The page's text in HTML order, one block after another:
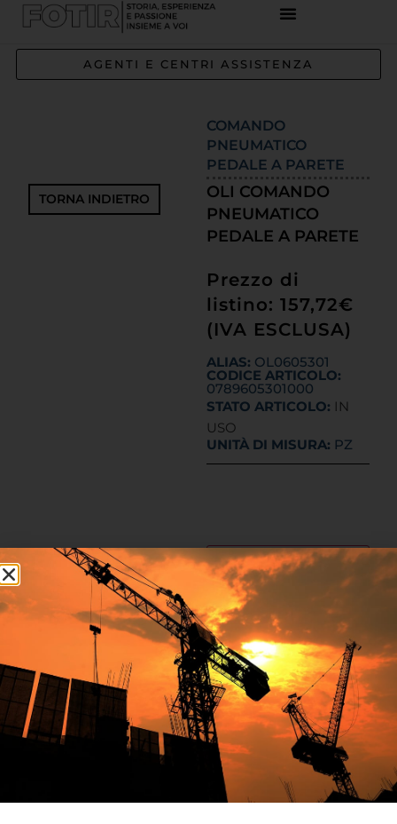
AGENTI E CENTRI ASSISTENZA
TORNA INDIETRO
COMANDO
PNEUMATICO
PEDALE A PARETE
OLI COMANDO
PNEUMATICO
PEDALE A PARETE
Prezzo di
listino: 157,72€
(IVA ESCLUSA)
ALIAS: OL0605301
CODICE ARTICOLO:
0789605301000
STATO ARTICOLO: IN
USO
UNITÀ DI MISURA: PZ
ALLEGATI
CONTATTIUTILI